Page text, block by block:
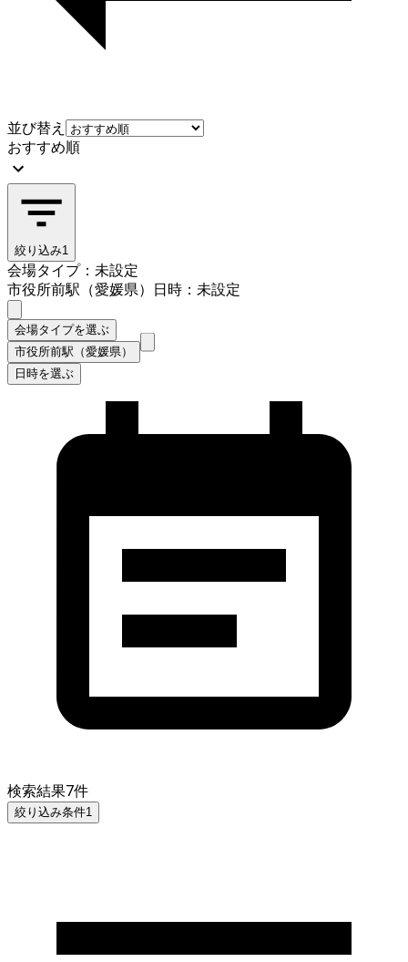
並び替え
おすすめ順
絞り込み1
会場タイプ：未設定
市役所前駅（愛媛県）
日時：未設定
会場タイプを選ぶ
市役所前駅（愛媛県）
日時を選ぶ
検索結果7件
絞り込み条件1